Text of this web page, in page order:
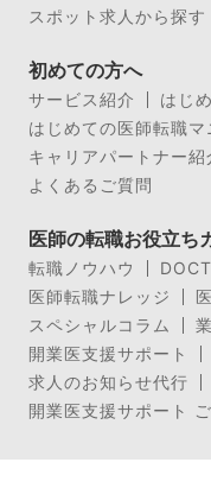
スポット求人から探す
初めての方へ
サービス紹介
はじ
はじめての医師転職マ
キャリアパートナー紹
よくあるご質問
医師の転職お役立ち
転職ノウハウ
医師転職ナレッジ
スペシャルコラム
開業医支援サポート
求人のお知らせ代行
開業医支援サポート